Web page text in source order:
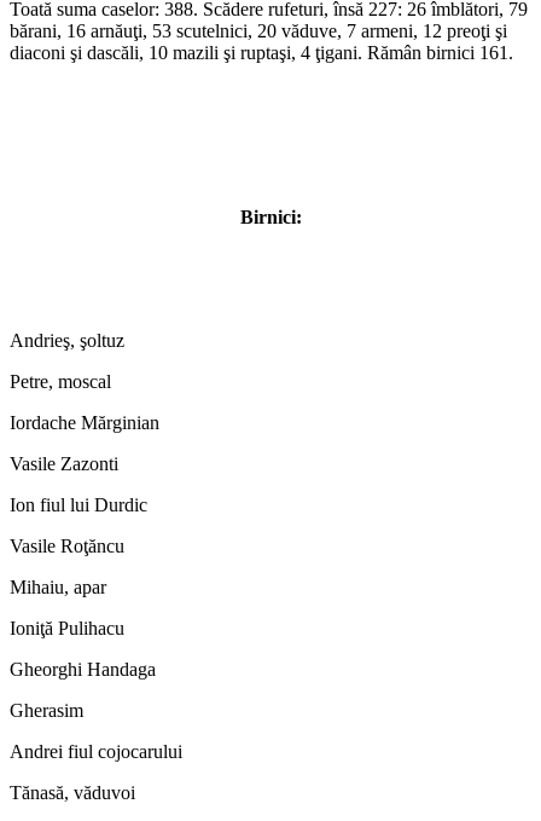
Toată suma caselor: 388. Scădere rufeturi, însă 227: 26 îmblători, 79
bărani, 16 arnăuţi, 53 scutelnici, 20 văduve, 7 armeni, 12 preoţi şi
diaconi şi dascăli, 10 mazili şi ruptaşi, 4 ţigani. Rămân birnici 161.
Birnici:
Andrieş, şoltuz
Petre, moscal
Iordache Mărginian
Vasile Zazonti
Ion fiul lui Durdic
Vasile Roţăncu
Mihaiu, apar
Ioniţă Pulihacu
Gheorghi Handaga
Gherasim
Andrei fiul cojocarului
Tănasă, văduvoi